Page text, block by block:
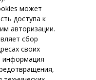
может
доступа к
авторизации.
сбор
своих
информация